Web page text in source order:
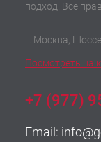
подход. Все
г. Москва,
Посмотреть на
+7 (977)
Email: